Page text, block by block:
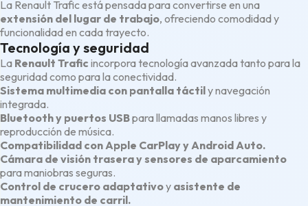
La Renault Trafic está pensada para convertirse en una
extensión del lugar de trabajo, ofreciendo comodidad y
funcionalidad en cada trayecto.
Tecnología y seguridad
La Renault Trafic incorpora tecnología avanzada tanto para la
seguridad como para la conectividad.
Sistema multimedia con pantalla táctily navegación
integrada.
Bluetooth y puertos USBpara llamadas manos libres y
reproducción de música.
Compatibilidad con Apple CarPlay y Android Auto.
Cámara de visión trasera y sensores de aparcamiento
para maniobras seguras.
Control de crucero adaptativoy asistente de
mantenimiento de carril.